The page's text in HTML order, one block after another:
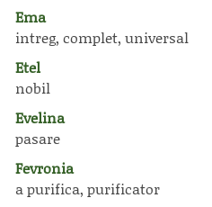
Ema
intreg, complet, universal
Etel
nobil
Evelina
pasare
Fevronia
a purifica, purificator